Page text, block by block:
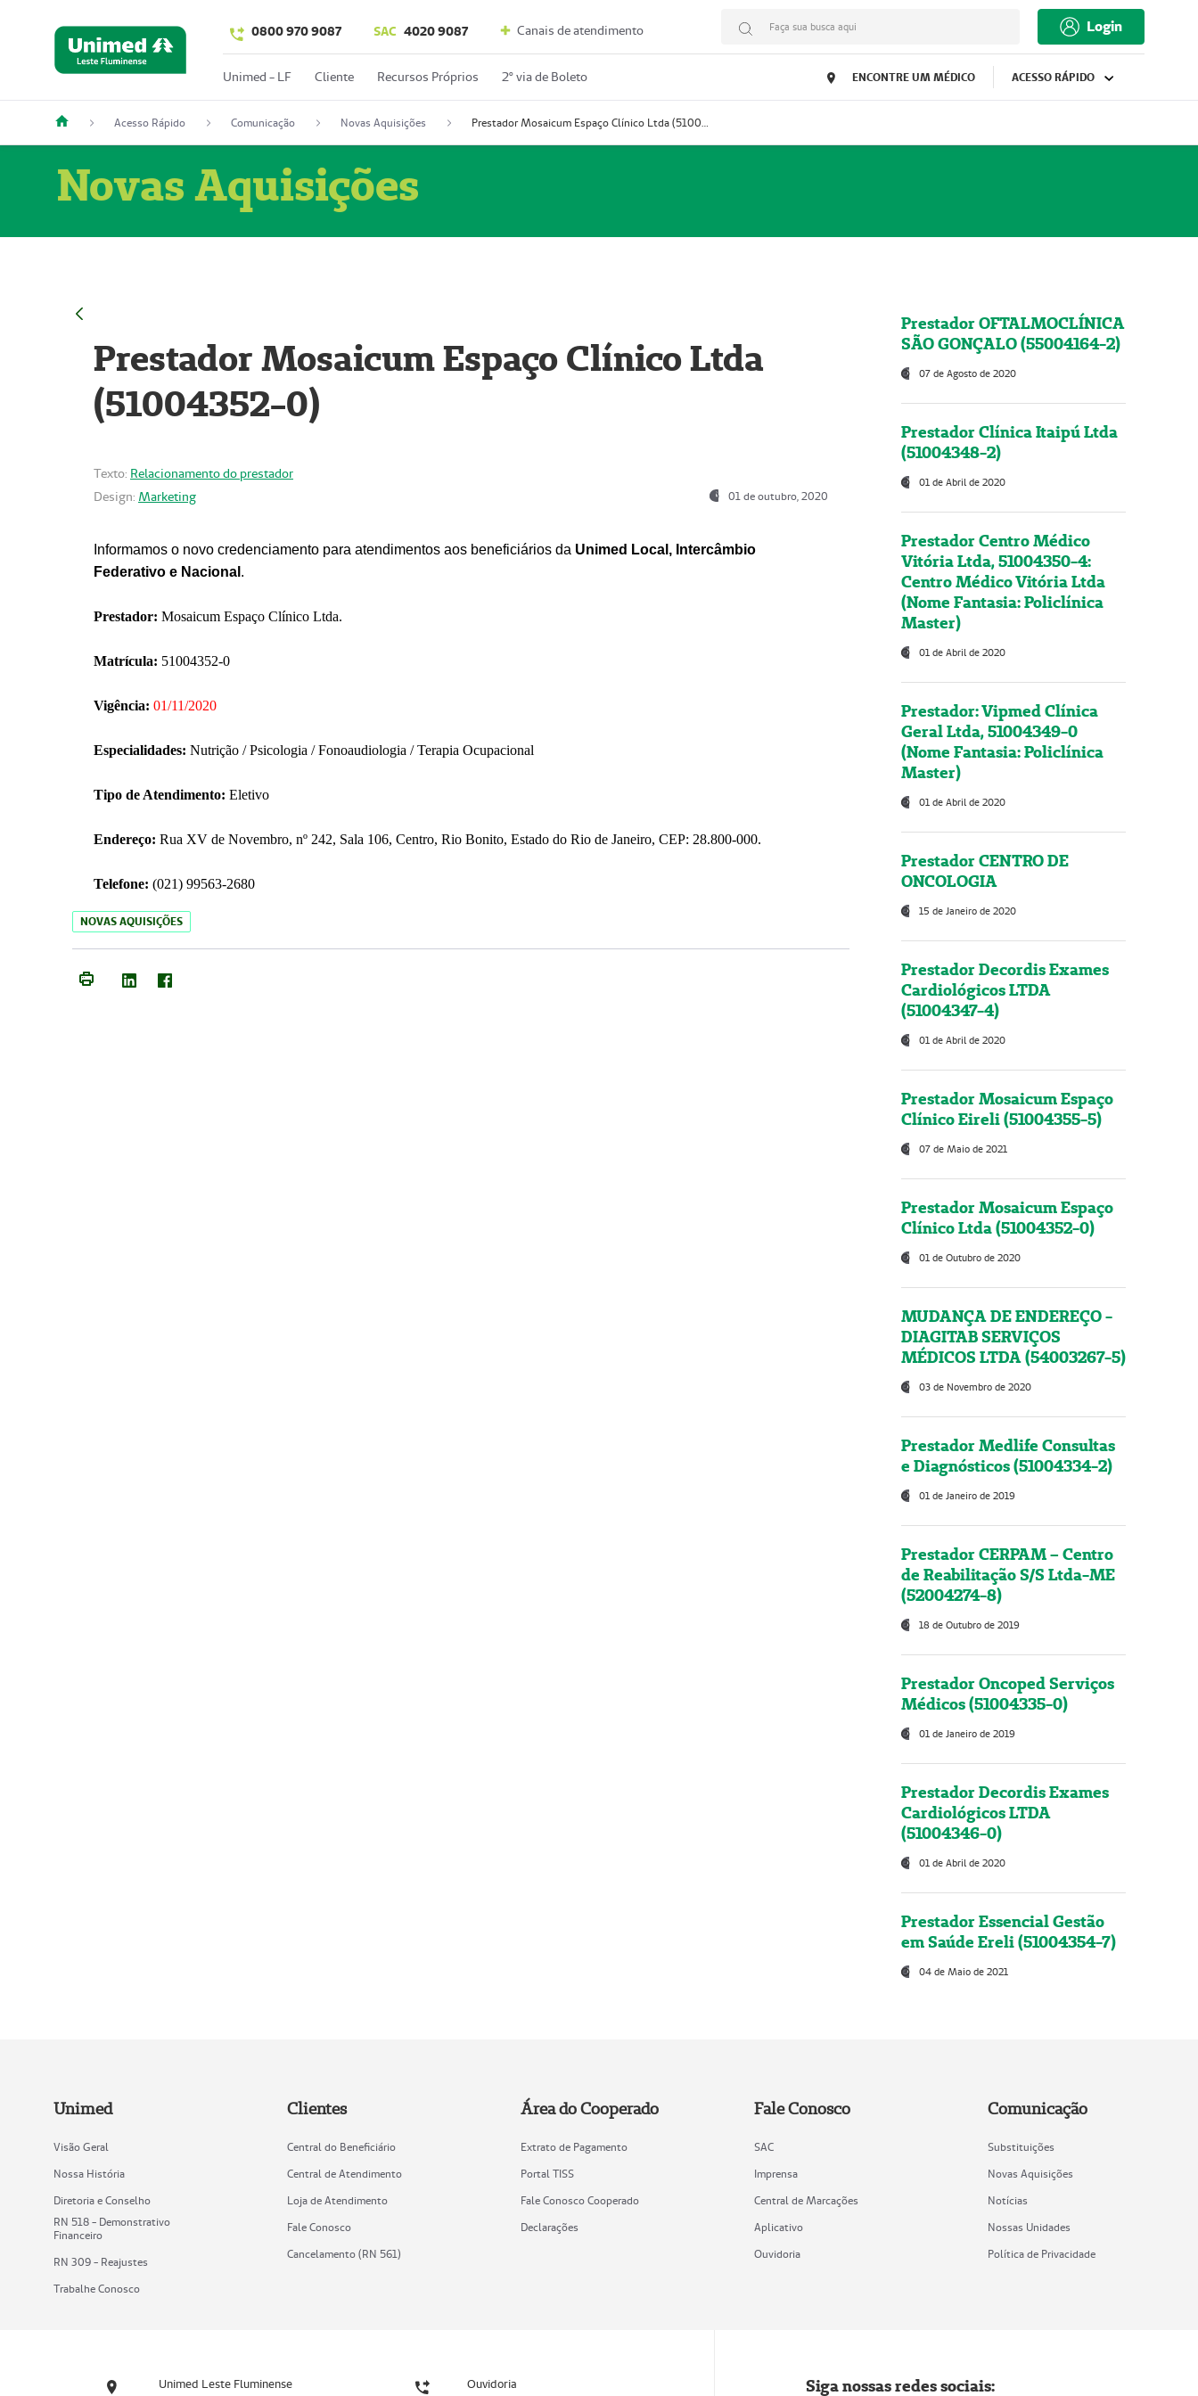
0800 970 9087 SAC 4020 9087 Canais de atendimento Faça sua busca aqui Login
Unimed - LF Cliente Recursos Próprios 2º via de Boleto ENCONTRE UM MÉDICO ACESSO RÁPIDO
Acesso Rápido Comunicação Novas Aquisições Prestador Mosaicum Espaço Clínico Ltda (51004352-0)
Novas Aquisições
Prestador Mosaicum Espaço Clínico Ltda
(51004352-0)
Texto: Relacionamento do prestador
Design: Marketing 01 de outubro, 2020
Informamos o novo credenciamento para atendimentos aos beneficiários da Unimed Local, Intercâmbio
Federativo e Nacional .
Prestador: Mosaicum Espaço Clínico Ltda.
Matrícula: 51004352-0
Vigência: 01/11/2020
Especialidades: Nutrição / Psicologia / Fonoaudiologia / Terapia Ocupacional
Tipo de Atendimento: Eletivo
Endereço: Rua XV de Novembro, nº 242, Sala 106, Centro, Rio Bonito, Estado do Rio de Janeiro, CEP: 28.800-000.
Telefone: (021) 99563-2680
NOVAS AQUISIÇÕES
Prestador OFTALMOCLÍNICA
SÃO GONÇALO (55004164-2)
07 de Agosto de 2020
Prestador Clínica Itaipú Ltda
(51004348-2)
01 de Abril de 2020
Prestador Centro Médico
Vitória Ltda, 51004350-4:
Centro Médico Vitória Ltda
(Nome Fantasia: Policlínica
Master)
01 de Abril de 2020
Prestador: Vipmed Clínica
Geral Ltda, 51004349-0
(Nome Fantasia: Policlínica
Master)
01 de Abril de 2020
Prestador CENTRO DE
ONCOLOGIA
15 de Janeiro de 2020
Prestador Decordis Exames
Cardiológicos LTDA
(51004347-4)
01 de Abril de 2020
Prestador Mosaicum Espaço
Clínico Eireli (51004355-5)
07 de Maio de 2021
Prestador Mosaicum Espaço
Clínico Ltda (51004352-0)
01 de Outubro de 2020
MUDANÇA DE ENDEREÇO -
DIAGITAB SERVIÇOS
MÉDICOS LTDA (54003267-5)
03 de Novembro de 2020
Prestador Medlife Consultas
e Diagnósticos (51004334-2)
01 de Janeiro de 2019
Prestador CERPAM – Centro
de Reabilitação S/S Ltda-ME
(52004274-8)
18 de Outubro de 2019
Prestador Oncoped Serviços
Médicos (51004335-0)
01 de Janeiro de 2019
Prestador Decordis Exames
Cardiológicos LTDA
(51004346-0)
01 de Abril de 2020
Prestador Essencial Gestão
em Saúde Ereli (51004354-7)
04 de Maio de 2021
Unimed
Visão Geral
Nossa História
Diretoria e Conselho
RN 518 - Demonstrativo
Financeiro
RN 309 - Reajustes
Trabalhe Conosco
Clientes
Central do Beneficiário
Central de Atendimento
Loja de Atendimento
Fale Conosco
Cancelamento (RN 561)
Área do Cooperado
Extrato de Pagamento
Portal TISS
Fale Conosco Cooperado
Declarações
Fale Conosco
SAC
Imprensa
Central de Marcações
Aplicativo
Ouvidoria
Comunicação
Substituições
Novas Aquisições
Notícias
Nossas Unidades
Política de Privacidade
Unimed Leste Fluminense Ouvidoria Siga nossas redes sociais: